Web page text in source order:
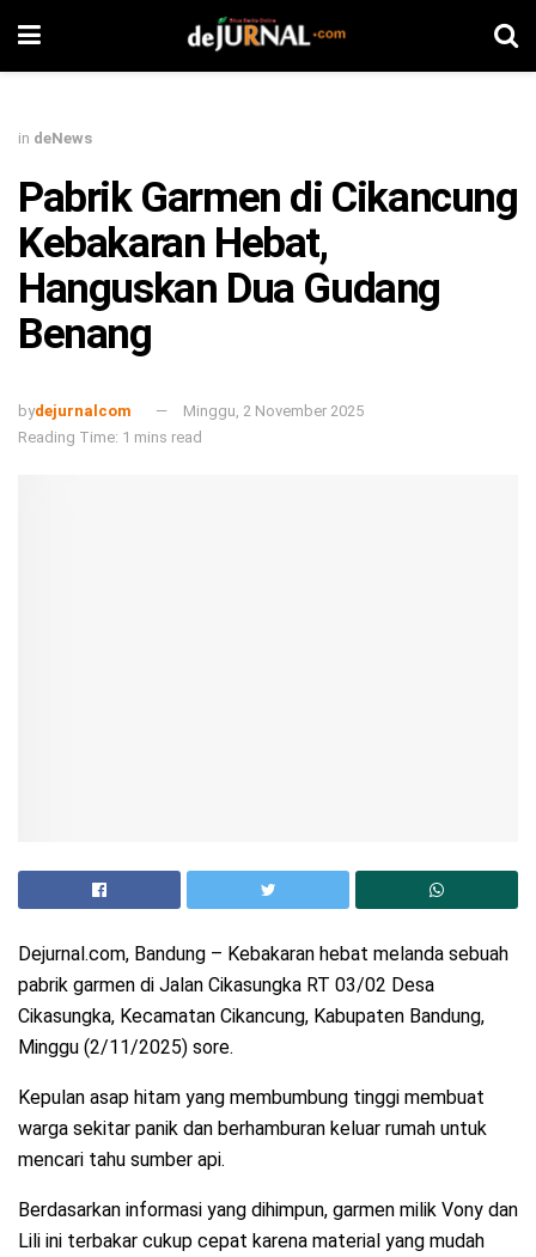
in deNews
Pabrik Garmen di Cikancung
Kebakaran Hebat,
Hanguskan Dua Gudang
Benang
bydejurnalcom
Minggu, 2 November 2025
Reading Time: 1 mins read
Dejurnal.com, Bandung – Kebakaran hebat melanda sebuah
pabrik garmen di Jalan Cikasungka RT 03/02 Desa
Cikasungka, Kecamatan Cikancung, Kabupaten Bandung,
Minggu (2/11/2025) sore.
Kepulan asap hitam yang membumbung tinggi membuat
warga sekitar panik dan berhamburan keluar rumah untuk
mencari tahu sumber api.
Berdasarkan informasi yang dihimpun, garmen milik Vony dan
Lili ini terbakar cukup cepat karena material yang mudah